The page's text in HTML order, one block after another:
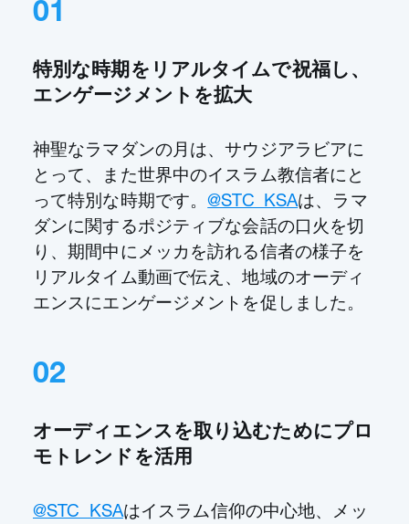
01
特別な時期をリアルタイムで祝福し、
エンゲージメントを拡大
神聖なラマダンの月は、サウジアラビアに
とって、また世界中のイスラム教信者にと
って特別な時期です。@STC_KSAは、ラマ
ダンに関するポジティブな会話の口火を切
り、期間中にメッカを訪れる信者の様子を
リアルタイム動画で伝え、地域のオーディ
エンスにエンゲージメントを促しました。
02
オーディエンスを取り込むためにプロ
モトレンドを活用
@STC_KSAはイスラム信仰の中心地、メッ